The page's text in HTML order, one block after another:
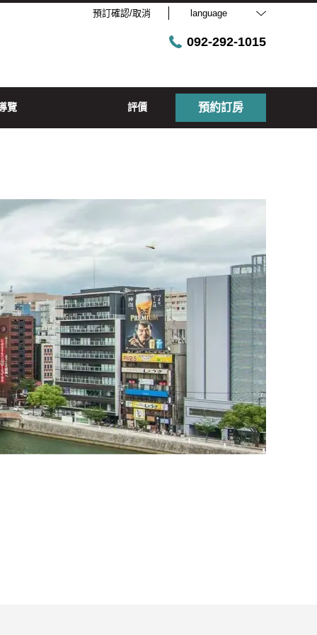
預訂確認/取消 language
092-292-1015
覽 評價 預約訂房